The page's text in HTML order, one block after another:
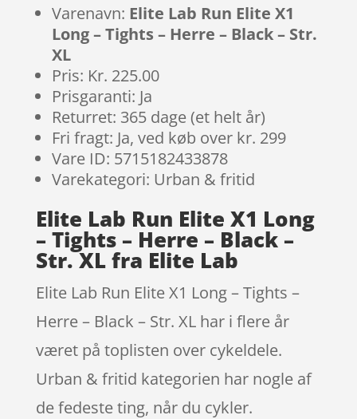
Varenavn: Elite Lab Run Elite X1
Long – Tights – Herre – Black – Str.
XL
Pris: Kr. 225.00
Prisgaranti: Ja
Returret: 365 dage (et helt år)
Fri fragt: Ja, ved køb over kr. 299
Vare ID: 5715182433878
Varekategori: Urban & fritid
Elite Lab Run Elite X1 Long
– Tights – Herre – Black –
Str. XL fra Elite Lab
Elite Lab Run Elite X1 Long – Tights –
Herre – Black – Str. XL har i flere år
været på toplisten over cykeldele.
Urban & fritid kategorien har nogle af
de fedeste ting, når du cykler.